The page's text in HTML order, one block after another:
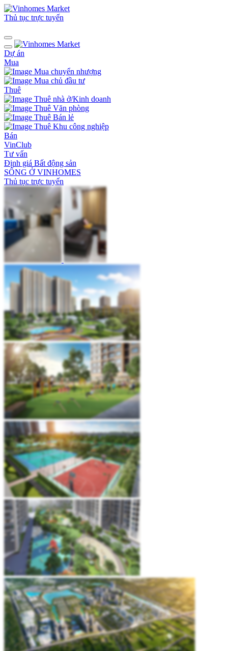
Thủ tục trực tuyến
Dự án
Mua
Mua chuyển nhượng
Mua chủ đầu tư
Thuê
Thuê nhà ở/Kinh doanh
Thuê Văn phòng
Thuê Bán lẻ
Thuê Khu công nghiệp
Bán
VinClub
Tư vấn
Định giá Bất động sản
SỐNG Ở VINHOMES
Thủ tục trực tuyến